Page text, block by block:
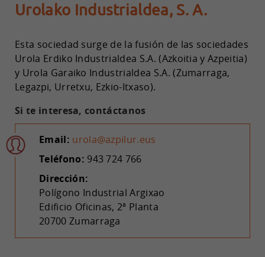
Urolako Industrialdea, S. A.
Esta sociedad surge de la fusión de las sociedades
Urola Erdiko Industrialdea S.A. (Azkoitia y Azpeitia)
y Urola Garaiko Industrialdea S.A. (Zumarraga,
Legazpi, Urretxu, Ezkio-Itxaso).
Si te interesa, contáctanos
Email: urola@azpilur.eus
Teléfono: 943 724 766
Dirección:
Polígono Industrial Argixao
Edificio Oficinas, 2ª Planta
20700 Zumarraga